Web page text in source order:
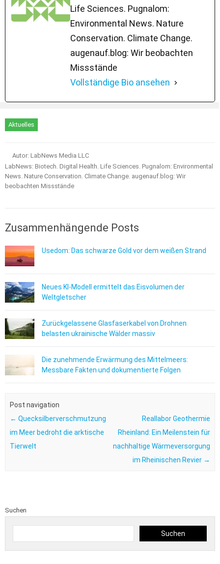
Life Sciences. Pugnalom:
Environmental News. Nature
Conservation. Climate Change.
augenauf.blog: Wir beobachten
Missstände
Vollständige Bio ansehen
Aktuelles
Autor: LabNews Media LLC
LabNews: Biotech. Digital Health. Life Sciences. Pugnalom: Environmental
News. Nature Conservation. Climate Change. augenauf.blog: Wir
beobachten Missstände
Zusammenhängende Posts
Usedom: Das schwarze Gold vor dem weißen Strand
Neues KI-Modell ermittelt das Eisvolumen der
Weltgletscher
Zurückgelassene Glasfaserkabel von Drohnen
belasten ukrainische Wälder massiv
Die zunehmende Erwärmung des Mittelmeers:
Messbare Fakten und dokumentierte Folgen
Post navigation
← Quecksilberverschmutzung
im Meer bedroht die arktische
Tierwelt
Reallabor Geothermie
Rheinland: Ein Meilenstein für
nachhaltige Wärmeversorgung
im Rheinischen Revier →
Suchen
Suchen